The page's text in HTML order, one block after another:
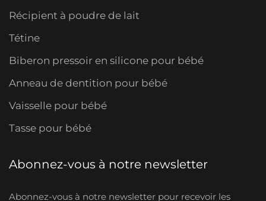
Récipient à poudre de lait
Tétine
Biberon pressoir en silicone pour bébé
Anneau de dentition pour bébé
Vaisselle pour bébé
Tasse pour bébé
Abonnez-vous à notre newsletter
Abonnez-vous à notre newsletter pour recevoir les